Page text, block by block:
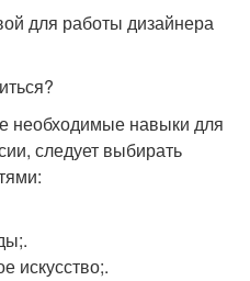
для работы дизайнера
необходимые навыки для
следует выбирать
искусство;.